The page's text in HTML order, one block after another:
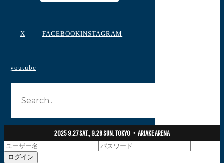
X FACEBOOKINSTAGRAM
youtube
2025 9.27 SAT., 9.28 SUN.TOKYO・ARIAKE ARENA